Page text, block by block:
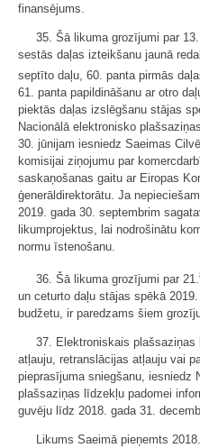
finansējums.
35. Šā likuma grozījumi par
sestās daļas izteikšanu jaunā
septīto daļu, 60. panta pirmās
61. panta papildināšanu ar otro
piektās daļas izslēgšanu stājas
Nacionālā elektronisko
30. jūnijam iesniedz Saeimas
komisijai ziņojumu par
saskaņošanas gaitu ar Eiropas
ģenerāldirektorātu. Ja
2019. gada 30. septembrim
likumprojektus, lai nodrošinātu
normu īstenošanu.
36. Šā likuma grozījumi par 21.
un ceturto daļu stājas spēkā
budžetu, ir paredzams šiem
37. Elektroniskais
atļauju, retranslācijas atļauju vai
pieprasījuma sniegšanu, iesniedz
plašsaziņas līdzekļu padomei
guvēju līdz 2018. gada 31.
Likums Saeimā pieņemts